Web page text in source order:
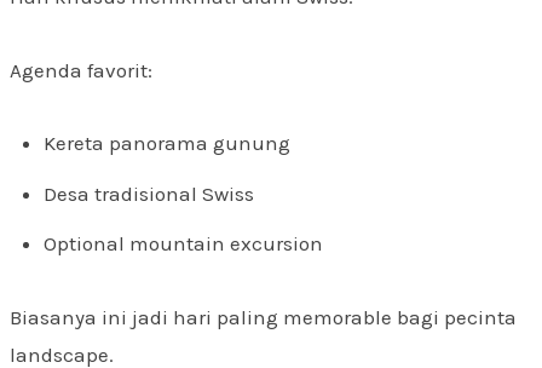
Agenda favorit:
Kereta panorama gunung
Desa tradisional Swiss
Optional mountain excursion
Biasanya ini jadi hari paling memorable bagi pecinta
landscape.